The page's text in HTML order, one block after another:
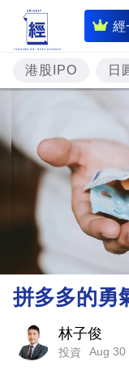
經
即
時
財
經
題
投
資
樓
市
理
財
商
業
港股IPO 日
拼多多的勇
林子俊
投資 Aug 30